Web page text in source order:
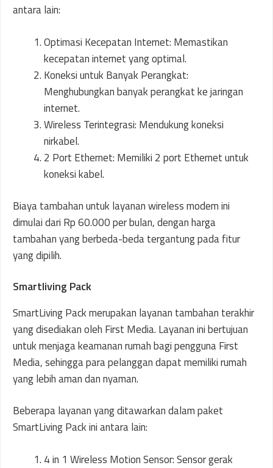
antara lain:
Optimasi Kecepatan Internet: Memastikan
kecepatan internet yang optimal.
Koneksi untuk Banyak Perangkat:
Menghubungkan banyak perangkat ke jaringan
internet.
Wireless Terintegrasi: Mendukung koneksi
nirkabel.
2 Port Ethernet: Memiliki 2 port Ethernet untuk
koneksi kabel.
Biaya tambahan untuk layanan wireless modem ini
dimulai dari Rp 60.000 per bulan, dengan harga
tambahan yang berbeda-beda tergantung pada fitur
yang dipilih.
Smartliving Pack
SmartLiving Pack merupakan layanan tambahan terakhir
yang disediakan oleh First Media. Layanan ini bertujuan
untuk menjaga keamanan rumah bagi pengguna First
Media, sehingga para pelanggan dapat memiliki rumah
yang lebih aman dan nyaman.
Beberapa layanan yang ditawarkan dalam paket
SmartLiving Pack ini antara lain:
4 in 1 Wireless Motion Sensor: Sensor gerak